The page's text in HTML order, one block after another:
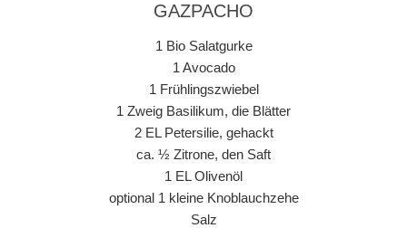
GAZPACHO
1 Bio Salatgurke
1 Avocado
1 Frühlingszwiebel
1 Zweig Basilikum, die Blätter
2 EL Petersilie, gehackt
ca. ½ Zitrone, den Saft
1 EL Olivenöl
optional 1 kleine Knoblauchzehe
Salz